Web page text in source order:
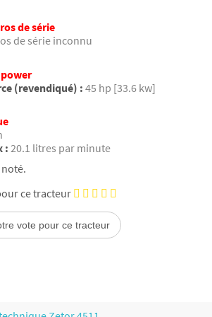
de série
de série inconnu
(revendiqué) : 45 hp [33.6 kw]
: 20.1 litres par minute
ce tracteur